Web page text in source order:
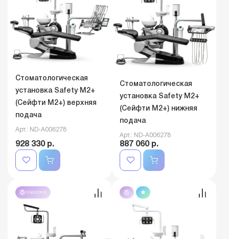
Стоматологическая
установка Safety M2+
(Сейфти M2+) верхняя
подача
Арт.: ND-A006278
928 330 р.
Стоматологическая
установка Safety M2+
(Сейфти M2+) нижняя
подача
Арт.: ND-A006278
887 060 р.
подарки